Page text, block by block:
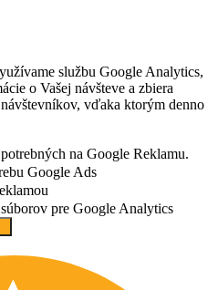
službu Google Analytics,
o Vašej návšteve a zbiera
vďaka ktorým denno
na Google Reklamu.
Google Ads
pre Google Analytics